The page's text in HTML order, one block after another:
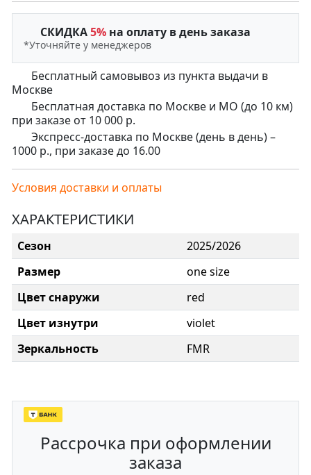
СКИДКА5% на оплату в день заказа
*Уточняйте у менеджеров
Бесплатный самовывоз из пункта выдачи в
Москве
Бесплатная доставка по Москве и МО (до 10 км)
при заказе от 10 000 р.
Экспресс-доставка по Москве (день в день) –
1000 р., при заказе до 16.00
Условия доставки и оплаты
ХАРАКТЕРИСТИКИ
Сезон
2025/2026
Размер
one size
Цвет снаружи
red
Цвет изнутри
violet
Зеркальность
FMR
Рассрочка при оформлении
заказа